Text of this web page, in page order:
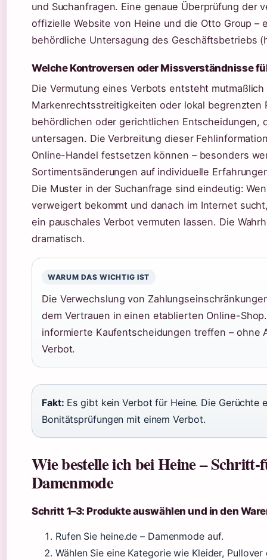
und Suchanfragen. Eine genaue Überprüfung der
offizielle Website von Heine und die Otto Group –
behördliche Untersagung des Geschäftsbetriebs
Welche Kontroversen oder Missverständnisse
Die Vermutung eines Verbots entsteht
Markenrechtsstreitigkeiten oder lokal begrenzten
behördlichen oder gerichtlichen Entscheidungen,
untersagen. Die Verbreitung dieser
Online-Handel festsetzen können – besonders
Sortimentsänderungen auf individuelle
Die Muster in der Suchanfrage sind eindeutig:
verweigert bekommt und danach im Internet
ein pauschales Verbot vermuten lassen. Die
dramatisch.
WARUM DAS WICHTIG IST
Die Verwechslung von
dem Vertrauen in einen etablierten Online-
informierte Kaufentscheidungen treffen – ohne
Verbot.
Fakt: Es gibt kein Verbot für Heine. Die Gerüchte
Bonitätsprüfungen mit einem Verbot.
Wie bestelle ich bei Heine –
Damenmode
Schritt 1–3: Produkte auswählen und in den
Rufen Sie heine.de – Damenmode auf.
Wählen Sie eine Kategorie wie Kleider, Pullover